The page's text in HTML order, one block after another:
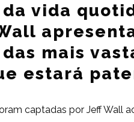
vida
mais
estará
captadas por Jeff Wall